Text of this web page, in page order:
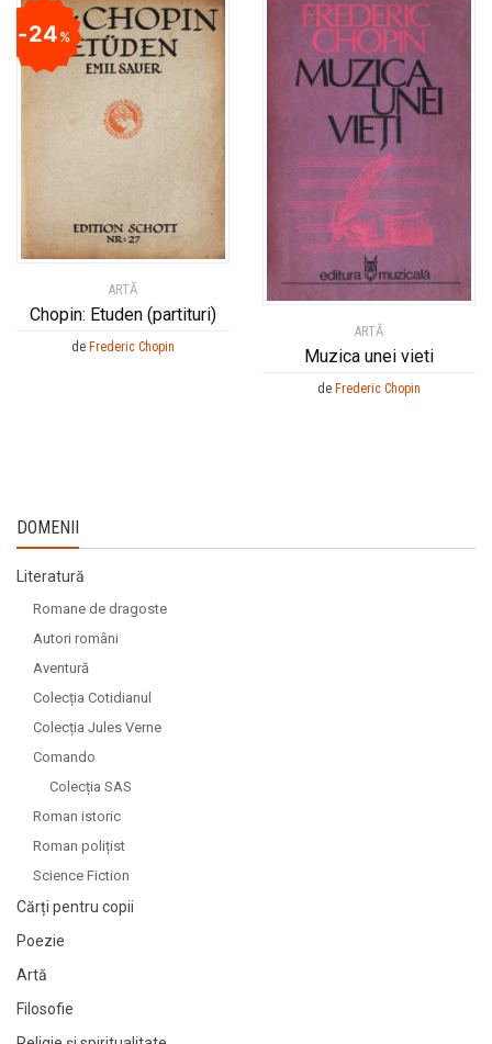
ARTĂ
Chopin: Etuden (partituri)
24%
de Frederic Chopin
ARTĂ
Muzica unei vieti
de Frederic Chopin
DOMENII
Literatură
Romane de dragoste
Autori români
Aventură
Colecția Cotidianul
Colecția Jules Verne
Comando
Colecția SAS
Roman istoric
Roman polițist
Science Fiction
Cărți pentru copii
Poezie
Artă
Filosofie